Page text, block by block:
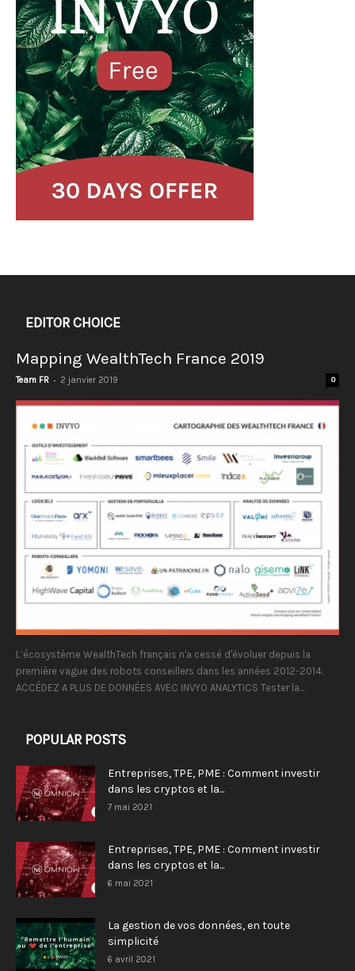
EDITOR CHOICE
Mapping WealthTech France 2019
Team FR - 2 janvier 2019 0
L’écosystème WealthTech français n'a cessé d'évoluer depuis la
première vague des robots conseillers dans les années 2012-2014.
ACCÉDEZ A PLUS DE DONNÉES AVEC INVYO ANALYTICS Tester la...
POPULAR POSTS
Entreprises, TPE, PME : Comment investir
dans les cryptos et la...
7 mai 2021
Entreprises, TPE, PME : Comment investir
dans les cryptos et la...
6 mai 2021
La gestion de vos données, en toute
simplicité
6 avril 2021